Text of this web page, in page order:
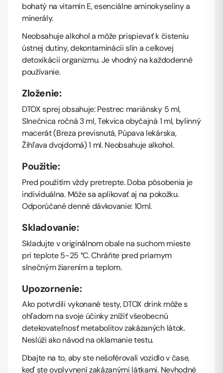
bohatý na vitamín E, esenciálne aminokyseliny a
minerály.
Neobsahuje alkohol a môže prispievať k čisteniu
ústnej dutiny, dekontaminácii slín a celkovej
detoxikácii organizmu. Je vhodný na každodenné
používanie.
Zloženie:
DTOX sprej obsahuje: Pestrec mariánsky 5 ml,
Slnečnica ročná 3 ml, Tekvica obyčajná 1 ml, bylinný
macerát (Breza previsnutá, Púpava lekárska,
Žihľava dvojdomá) 1 ml. Neobsahuje alkohol.
Použitie:
Pred použitím vždy pretrepte. Doba pôsobenia je
individuálna. Môže sa aplikovať aj na pokožku.
Odporúčané denné dávkovanie: 10ml.
Skladovanie:
Skladujte v originálnom obale na suchom mieste
pri teplote 5-25 °C. Chráňte pred priamym
slnečným žiarením a teplom.
Upozornenie:
Ako potvrdili vykonané testy, DTOX drink môže s
ohľadom na svoje účinky znížiť všeobecnú
detekovateľnosť metabolitov zakázaných látok.
Neslúži ako návod na oklamanie testu.
Dbajte na to, aby ste nešoférovali vozidlo v čase,
keď ste ovplyvnení zakázanými látkami. Nevhodné